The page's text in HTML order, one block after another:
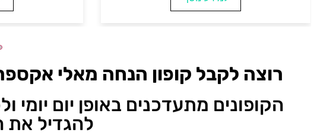
רוצה לקבל קופון הנחה מאלי
הקופונים מתעדכנים באופן יום
להגדיל את